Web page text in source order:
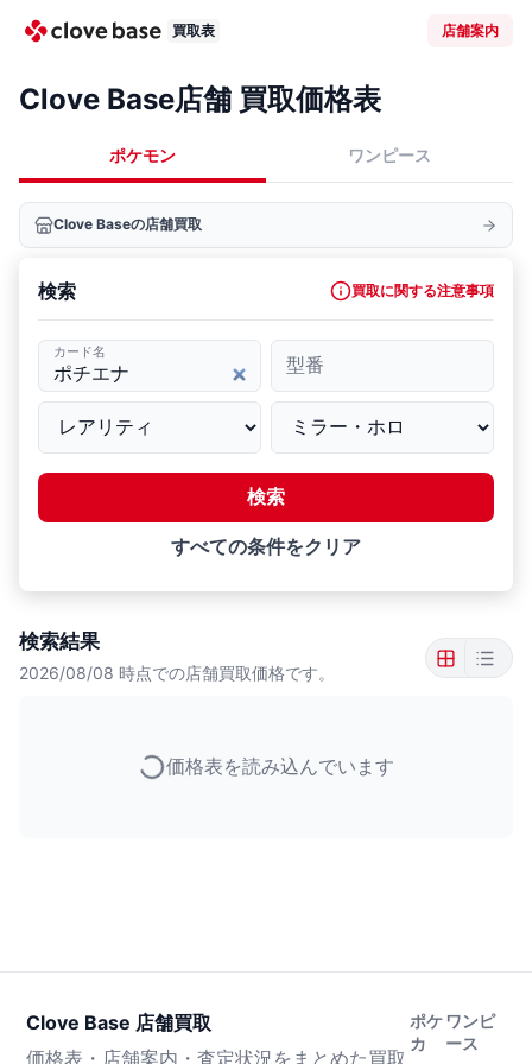
買取表 店舗案内
Clove Base店舗 買取価格表
ポケモン ワンピース
Clove Baseの店舗買取
検索 買取に関する注意事項
カード名
型番
検索
すべての条件をクリア
検索結果
2026/08/08 時点での店舗買取価格です。
価格表を読み込んでいます
Clove Base 店舗買取
価格表・店舗案内・査定状況をまとめた買取
ポケ
カ
ワンピ
ース